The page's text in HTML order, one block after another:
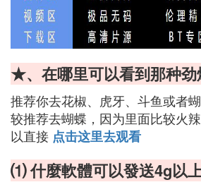
★、在哪里可以看到那种劲
推荐你去花椒、虎牙、斗鱼或者
较推荐去蝴蝶，因为里面比较火
以直接 点击这里去观看
⑴ 什麼軟體可以發送4g以